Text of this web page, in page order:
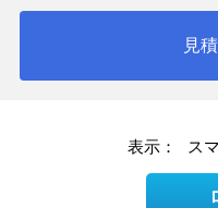
見
表示： ス